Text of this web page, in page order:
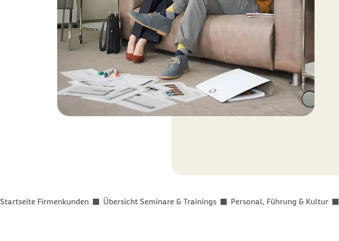
Sie befinden sich hier:
Startseite Firmenkunden Übersicht Seminare & Trainings Personal, Führung & Kultur